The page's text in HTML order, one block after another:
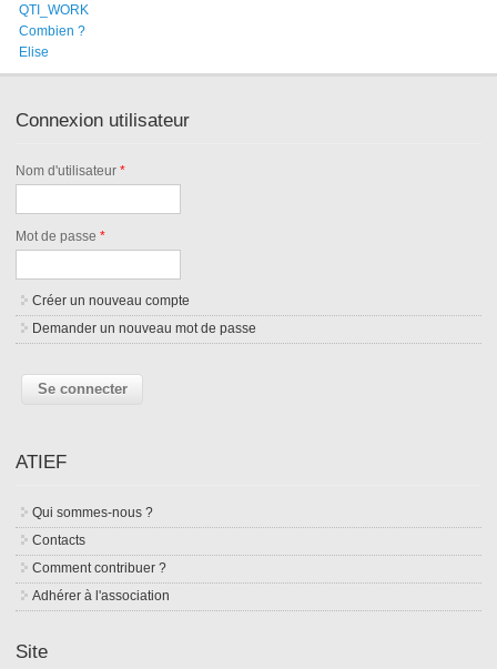
QTI_WORK
Combien ?
Elise
Connexion utilisateur
Nom d'utilisateur*
Mot de passe*
Créer un nouveau compte
Demander un nouveau mot de passe
ATIEF
Qui sommes-nous ?
Contacts
Comment contribuer ?
Adhérer à l'association
Site